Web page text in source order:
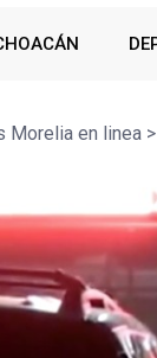
Morelia en linea >